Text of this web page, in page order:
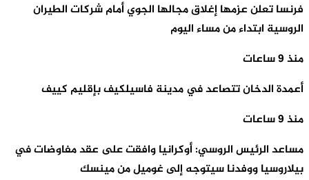
فرنسا تعلن عزمها إغلاق مجالها الجوي أمام شركات الطيران
الروسية ابتداء من مساء اليوم
منذ 9 ساعات
أعمدة الدخان تتصاعد في مدينة فاسيلكيف بإقليم كييف
منذ 9 ساعات
مساعد الرئيس الروسي: أوكرانيا وافقت على عقد مفاوضات في
بيلاروسيا ووفدنا سيتوجه إلى غوميل من مينسك